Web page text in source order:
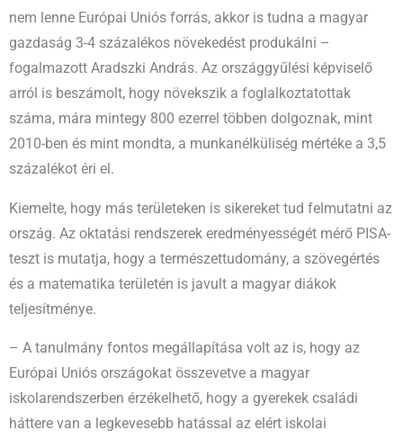
nem lenne Európai Uniós forrás, akkor is tudna a magyar
gazdaság 3-4 százalékos növekedést produkálni –
fogalmazott Aradszki András. Az országgyűlési képviselő
arról is beszámolt, hogy növekszik a foglalkoztatottak
száma, mára mintegy 800 ezerrel többen dolgoznak, mint
2010-ben és mint mondta, a munkanélküliség mértéke a 3,5
százalékot éri el.
Kiemelte, hogy más területeken is sikereket tud felmutatni az
ország. Az oktatási rendszerek eredményességét mérő PISA-
teszt is mutatja, hogy a természettudomány, a szövegértés
és a matematika területén is javult a magyar diákok
teljesítménye.
– A tanulmány fontos megállapítása volt az is, hogy az
Európai Uniós országokat összevetve a magyar
iskolarendszerben érzékelhető, hogy a gyerekek családi
háttere van a legkevesebb hatással az elért iskolai